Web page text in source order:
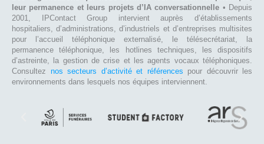
leur permanence et leurs projets d’IA conversationnelle • Depuis
2001, IPContact Group intervient auprès d’établissements
hospitaliers, d’administrations, d’industriels et d’entreprises multisites
pour l’accueil téléphonique externalisé, le télésecrétariat, la
permanence téléphonique, les hotlines techniques, les dispositifs
d’astreinte, la gestion de crise et les agents vocaux téléphoniques.
Consultez nos secteurs d’activité et références pour découvrir les
environnements dans lesquels nos équipes interviennent.